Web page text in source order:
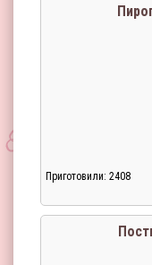
Приготовили: 2408